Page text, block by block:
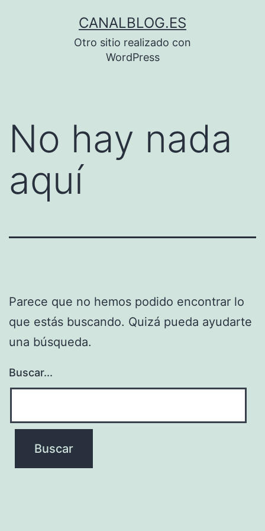
CANALBLOG.ES
Otro sitio realizado con
WordPress
No hay nada
aquí
Parece que no hemos podido encontrar lo
que estás buscando. Quizá pueda ayudarte
una búsqueda.
Buscar...